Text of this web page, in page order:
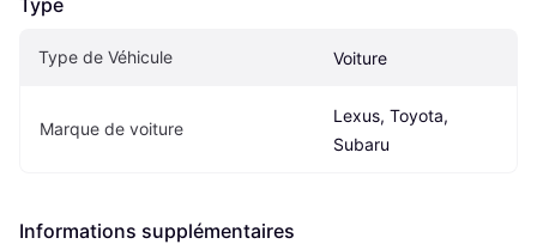
Type de Véhicule Voiture
Marque de voiture
Lexus, Toyota,
Subaru
Informations supplémentaires